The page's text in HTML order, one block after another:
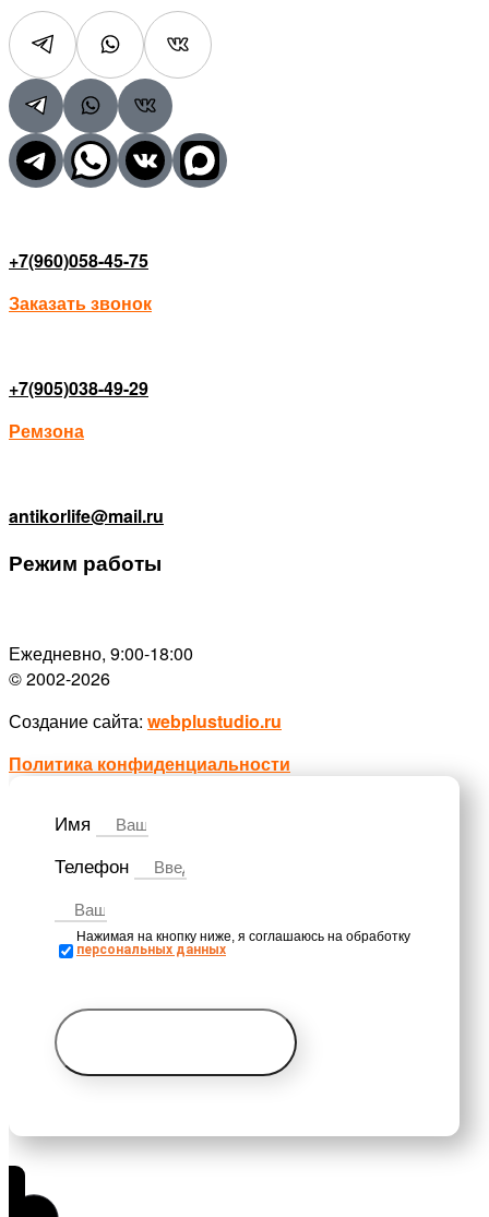
+7(960)058-45-75
Заказать звонок
+7(905)038-49-29
Ремзона
antikorlife@mail.ru
Режим работы
Ежедневно, 9:00-18:00
© 2002-2026
Создание сайта: webplustudio.ru
Политика конфиденциальности
Имя
Телефон
Нажимая на кнопку ниже, я cоглашаюсь на обработку
персональных данных